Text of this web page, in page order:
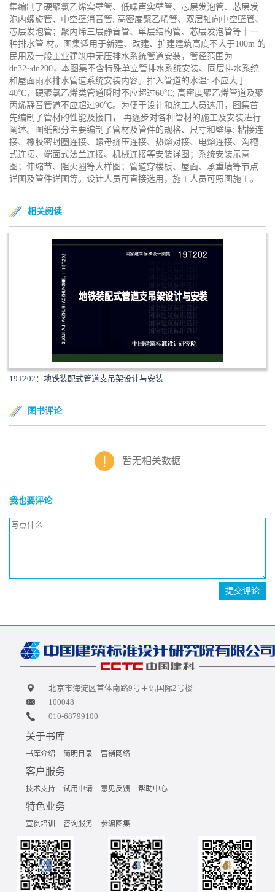
集编制了硬聚氯乙烯实壁管、低噪声实壁管、芯层发泡管、芯层发
泡内螺旋管、中空壁消音管; 高密度聚乙烯管、双层轴向中空壁管、
芯层发泡管；聚丙烯三层静音管、单层结构管、芯层发泡管等十一
种排水管 材。图集适用于新建、改建、扩建建筑高度不大于100m 的
民用及一般工业建筑中无压排水系统管道安装，管径范围为
dn32~dn200，本图集不含特殊单立管排水系统安装、同层排水系统
和屋面雨水排水管道系统安装内容。排入管道的水温: 不应大于
40℃，硬聚氯乙烯类管道瞬时不应超过60℃; 高密度聚乙烯管道及聚
丙烯静音管道不应超过90℃。为便于设计和施工人员选用，图集首
先编制了管材的性能及接口， 再逐步对各种管材的施工及安装进行
阐述。图纸部分主要编制了管材及管件的规格、尺寸和壁厚: 粘接连
接、橡胶密封圈连接、螺母挤压连接、热熔对接、电熔连接、沟槽
式连接、端面式法兰连接、机械连接等安装详图；系统安装示意
图；伸缩节、阻火圈等大样图；管道穿楼板、屋面、承重墙等节点
详图及管件详图等。设计人员可直接选用，施工人员可照图施工。
相关阅读
19T202：地铁装配式管道支吊架设计与安装
图书评论
暂无相关数据
我也要评论
提交评论
北京市海淀区首体南路9号主语国际2号楼
100048
010-68799100
关于书库
书库介绍 简明目录 营销网络
客户服务
技术支持 试用申请 意见反馈 帮助中心
特色业务
宣贯培训 咨询服务 参编图集